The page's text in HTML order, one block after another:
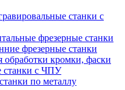
станки с
фрезерные станки
фрезерные станки
обработки кромки, фаски
станки с ЧПУ
по металлу